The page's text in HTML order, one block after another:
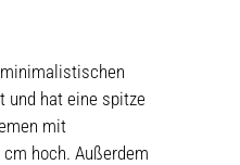
und hat eine spitze
mit
hoch. Außerdem